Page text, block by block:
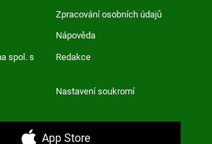
Zpracování osobních údajů
Nápověda
spol. s
Redakce
Nastavení soukromí
App Store